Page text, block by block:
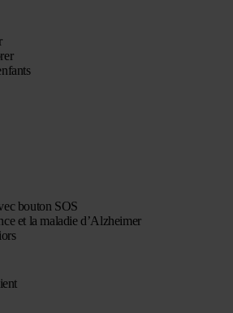
bouton SOS
et la maladie d’Alzheimer